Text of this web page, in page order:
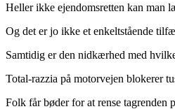
Heller ikke ejendomsretten kan man
Og det er jo ikke et enkeltstående
Samtidig er den nidkærhed med
Total-razzia på motorvejen blokerer
Folk får bøder for at rense tagrenden